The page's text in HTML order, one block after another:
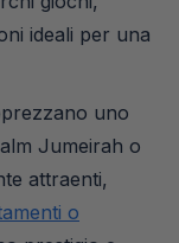
ideali per una
uno
Jumeirah o
attraenti,
o